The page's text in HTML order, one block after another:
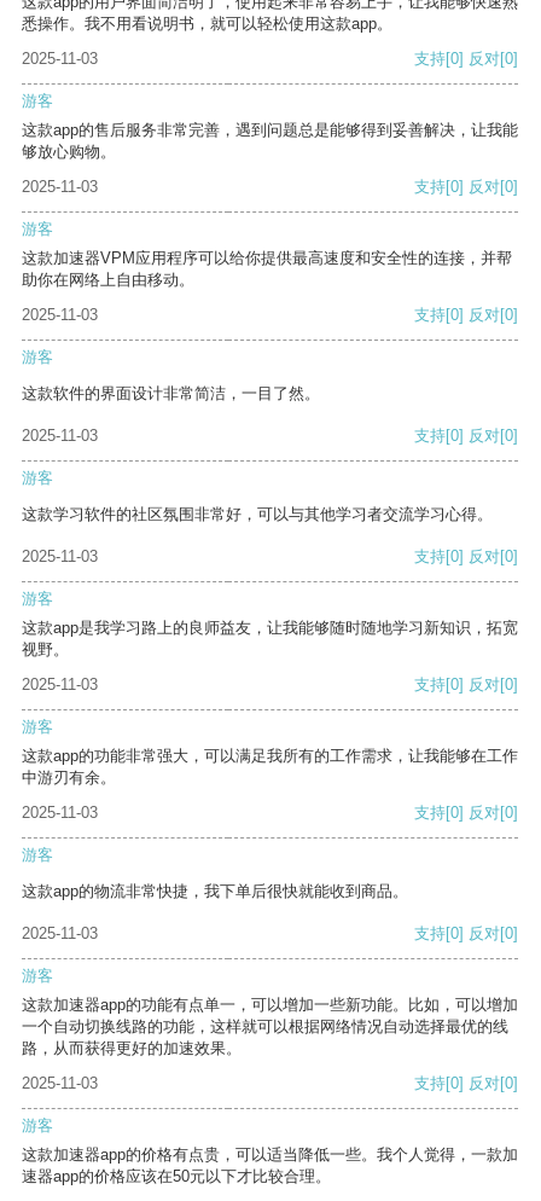
悉操作。我不用看说明书，就可以轻松使用这款app。
2025-11-03
支持[0] 反对[0]
游客
这款app的售后服务非常完善，遇到问题总是能够得到妥善解决，让我能
够放心购物。
2025-11-03
支持[0] 反对[0]
游客
这款加速器VPM应用程序可以给你提供最高速度和安全性的连接，并帮
助你在网络上自由移动。
2025-11-03
支持[0] 反对[0]
游客
这款软件的界面设计非常简洁，一目了然。
2025-11-03 支持[0] 反对[0]
游客
这款学习软件的社区氛围非常好，可以与其他学习者交流学习心得。
2025-11-03 支持[0] 反对[0]
游客
这款app是我学习路上的良师益友，让我能够随时随地学习新知识，拓宽
视野。
2025-11-03
支持[0] 反对[0]
游客
这款app的功能非常强大，可以满足我所有的工作需求，让我能够在工作
中游刃有余。
2025-11-03
支持[0] 反对[0]
游客
这款app的物流非常快捷，我下单后很快就能收到商品。
2025-11-03 支持[0] 反对[0]
游客
这款加速器app的功能有点单一，可以增加一些新功能。比如，可以增加
一个自动切换线路的功能，这样就可以根据网络情况自动选择最优的线
路，从而获得更好的加速效果。
2025-11-03
支持[0] 反对[0]
游客
这款加速器app的价格有点贵，可以适当降低一些。我个人觉得，一款加
速器app的价格应该在50元以下才比较合理。